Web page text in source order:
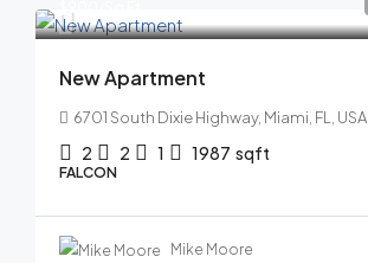
New Apartment
6701 South Dixie Highway, Miami, FL, USA
2 2 1 1987 sqft
FALCON
Mike Moore